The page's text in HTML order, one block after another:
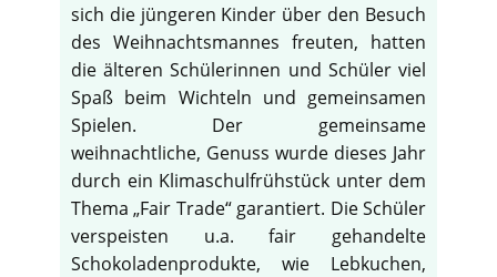
sich die jüngeren Kinder über den Besuch
des Weihnachtsmannes freuten, hatten
die älteren Schülerinnen und Schüler viel
Spaß beim Wichteln und gemeinsamen
Spielen. Der gemeinsame
weihnachtliche, Genuss wurde dieses Jahr
durch ein Klimaschulfrühstück unter dem
Thema „Fair Trade“ garantiert. Die Schüler
verspeisten u.a. fair gehandelte
Schokoladenprodukte, wie Lebkuchen,